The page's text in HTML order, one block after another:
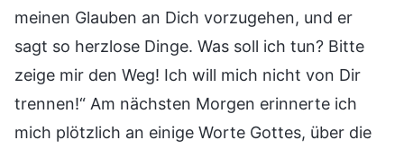
meinen Glauben an Dich vorzugehen, und er
sagt so herzlose Dinge. Was soll ich tun? Bitte
zeige mir den Weg! Ich will mich nicht von Dir
trennen!“ Am nächsten Morgen erinnerte ich
mich plötzlich an einige Worte Gottes, über die